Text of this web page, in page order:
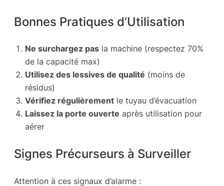
Bonnes Pratiques d’Utilisation
Ne surchargez pas la machine (respectez 70%
de la capacité max)
Utilisez des lessives de qualité (moins de
résidus)
Vérifiez régulièrement le tuyau d’évacuation
Laissez la porte ouverte après utilisation pour
aérer
Signes Précurseurs à Surveiller
Attention à ces signaux d’alarme :